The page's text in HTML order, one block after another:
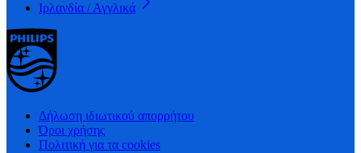
Ιρλανδία / Αγγλικά
Δήλωση ιδιωτικού απορρήτου
Όροι χρήσης
Πολιτική για τα cookies